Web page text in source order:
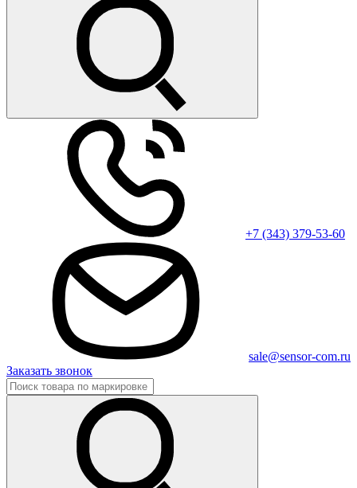
+7 (343) 379-53-60
sale@sensor-com.ru
Заказать звонок